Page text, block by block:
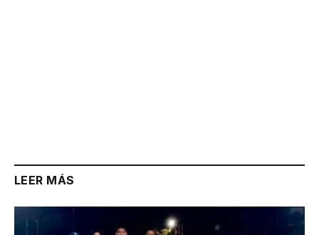
LEER MÁS